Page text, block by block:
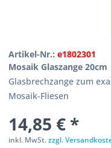
Artikel-Nr.:e1802301
Mosaik Glaszange 20cm
Glasbrechzange zum
Mosaik-Fliesen
14,85 € *
inkl. MwSt.zzgl.